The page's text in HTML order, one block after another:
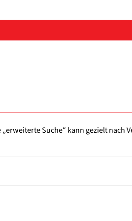
Suche“ kann gezielt nach